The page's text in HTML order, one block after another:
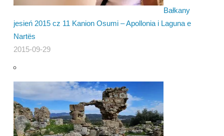
Bałkany
jesień 2015 cz 11 Kanion Osumi – Apollonia i Laguna e
Nartës
2015-09-29